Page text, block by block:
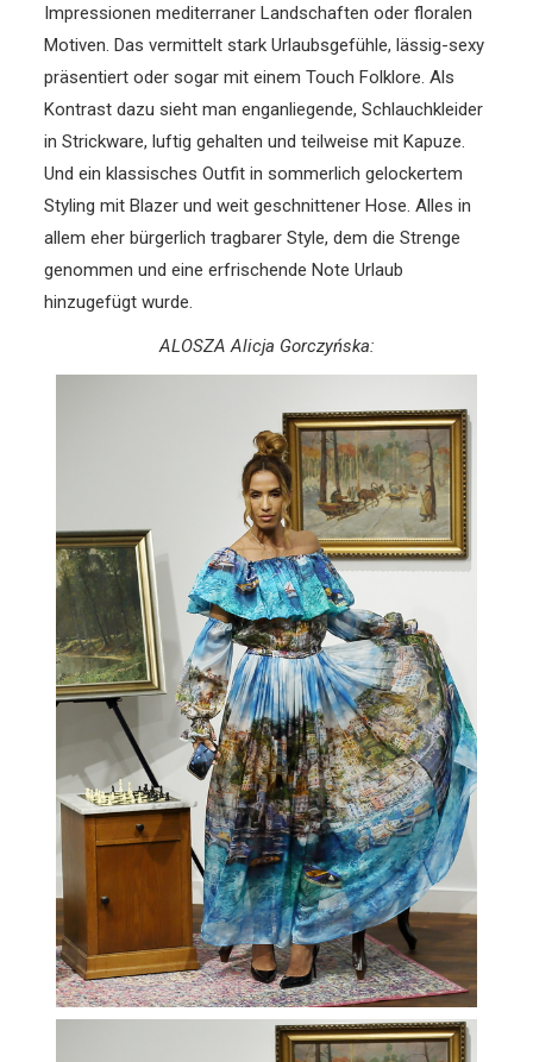
Impressionen mediterraner Landschaften oder floralen
Motiven. Das vermittelt stark Urlaubsgefühle, lässig-sexy
präsentiert oder sogar mit einem Touch Folklore. Als
Kontrast dazu sieht man enganliegende, Schlauchkleider
in Strickware, luftig gehalten und teilweise mit Kapuze.
Und ein klassisches Outfit in sommerlich gelockertem
Styling mit Blazer und weit geschnittener Hose. Alles in
allem eher bürgerlich tragbarer Style, dem die Strenge
genommen und eine erfrischende Note Urlaub
hinzugefügt wurde.
ALOSZA Alicja Gorczyńska: